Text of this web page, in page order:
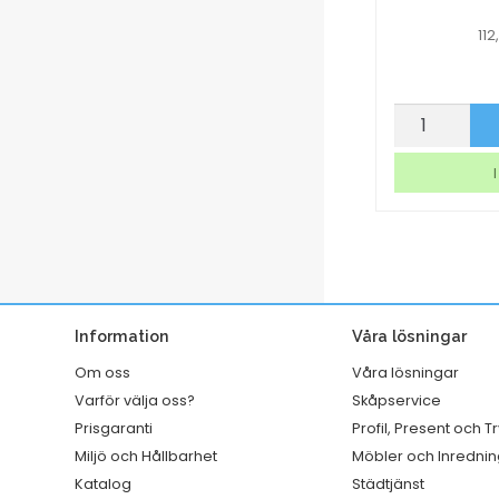
Märkband
tag
Information
Om oss
Varför välja oss?
Prisgaranti
Miljö och Hållbarhet
Katalog
Våra lösningar
Våra lösningar
Skåpservice
Profil, Present och
Möbler och
Städtjänst